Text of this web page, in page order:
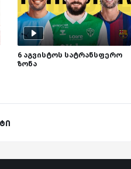
6 აგვისტოს სატრანსფერო
ზონა